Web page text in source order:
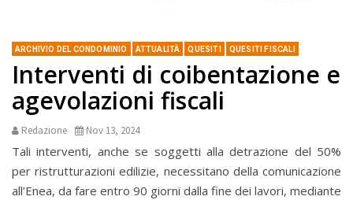
ARCHIVIO DEL CONDOMINIO ATTUALITÀ QUESITI QUESITI FISCALI
Interventi di coibentazione e
agevolazioni fiscali
Redazione Nov 13, 2024
Tali interventi, anche se soggetti alla detrazione del 50%
per ristrutturazioni edilizie, necessitano della comunicazione
all’Enea, da fare entro 90 giorni dalla fine dei lavori, mediante